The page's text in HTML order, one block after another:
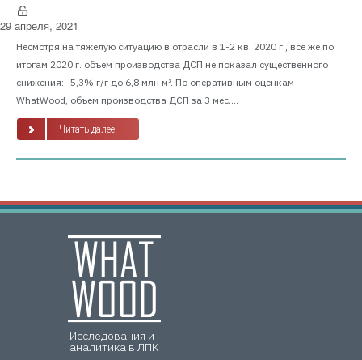
29 апреля, 2021
Несмотря на тяжелую ситуацию в отрасли в 1-2 кв. 2020 г., все же по
итогам 2020 г. объем производства ДСП не показал существенного
снижения: -5,3% г/г до 6,8 млн м³. По оперативным оценкам
WhatWood, объем производства ДСП за 3 мес....
Читать далее
Исследования и
аналитика в ЛПК